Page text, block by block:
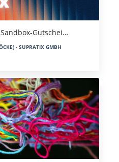
Gutschei…
- SUPRATIX GMBH